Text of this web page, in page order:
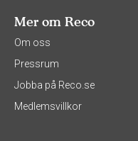
Mer om Reco
Om oss
Pressrum
Jobba på Reco.se
Medlemsvillkor